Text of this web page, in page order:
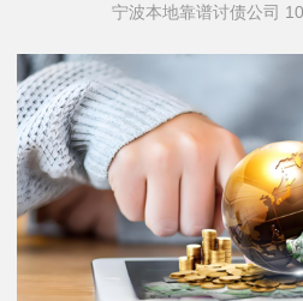
宁波本地靠谱讨债公司